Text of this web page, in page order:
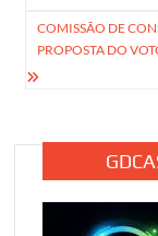
Post
COMISSÃO DE
PROPOSTA DO